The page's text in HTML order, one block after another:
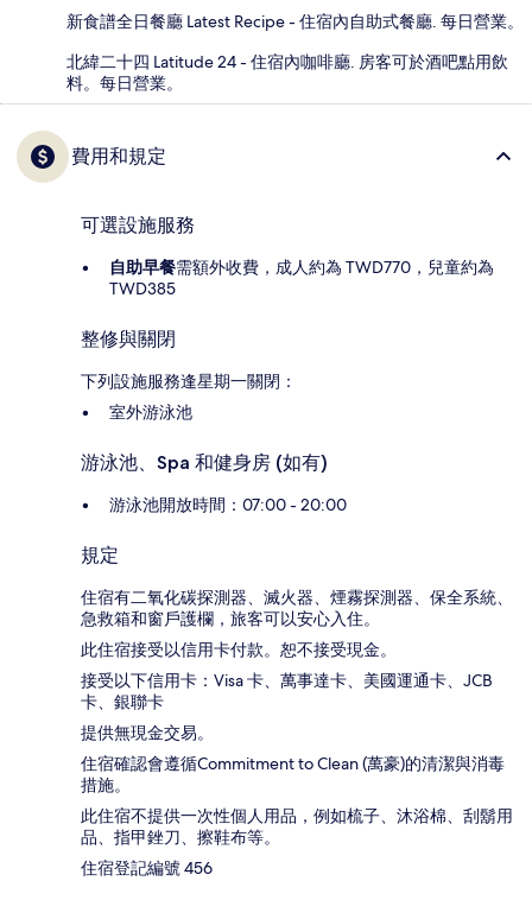
新食譜全日餐廳 Latest Recipe - 住宿內自助式餐廳. 每日營業。
北緯二十四 Latitude 24 - 住宿內咖啡廳. 房客可於酒吧點用飲
料。每日營業。
費用和規定
可選設施服務
自助早餐需額外收費，成人約為 TWD770，兒童約為
TWD385
整修與關閉
下列設施服務逢星期一關閉：
室外游泳池
游泳池、Spa 和健身房 (如有)
游泳池開放時間：07:00 - 20:00
規定
住宿有二氧化碳探測器、滅火器、煙霧探測器、保全系統、
急救箱和窗戶護欄，旅客可以安心入住。
此住宿接受以信用卡付款。恕不接受現金。
接受以下信用卡：Visa 卡、萬事達卡、美國運通卡、JCB
卡、銀聯卡
提供無現金交易。
住宿確認會遵循Commitment to Clean (萬豪)的清潔與消毒
措施。
此住宿不提供一次性個人用品，例如梳子、沐浴棉、刮鬍用
品、指甲銼刀、擦鞋布等。
住宿登記編號 456